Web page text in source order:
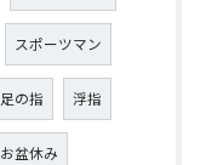
スポーツマン
足の指 浮指
お盆休み